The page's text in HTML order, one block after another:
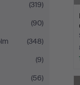
(319)
(90)
(348)
(9)
(56)